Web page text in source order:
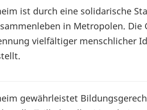
ist durch eine solidarische
in Metropolen.
vielfältiger menschlicher
gewährleistet